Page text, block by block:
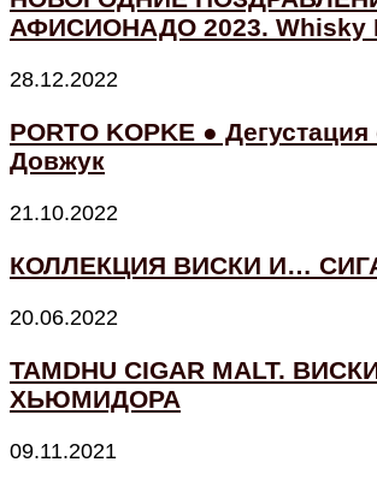
АФИСИОНАДО 2023. Whisky
28.12.2022
PORTO KOPKE ●
Довжук
21.10.2022
КОЛЛЕКЦИЯ ВИСКИ И…
20.06.2022
TAMDHU CIGAR MALT.
ХЬЮМИДОРА
09.11.2021